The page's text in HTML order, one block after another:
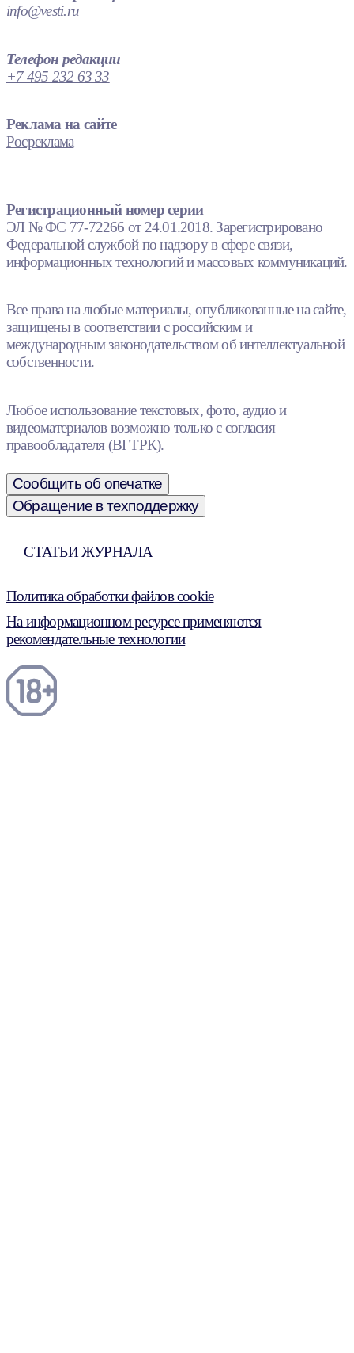
info@vesti.ru
Телефон редакции
+7 495 232 63 33
Реклама на сайте
Росреклама
Регистрационный номер серии
ЭЛ № ФС 77-72266 от 24.01.2018. Зарегистрировано
Федеральной службой по надзору в сфере связи,
информационных технологий и массовых коммуникаций.
Все права на любые материалы, опубликованные на сайте,
защищены в соответствии с российским и
международным законодательством об интеллектуальной
собственности.
Любое использование текстовых, фото, аудио и
видеоматериалов возможно только с согласия
правообладателя (ВГТРК).
Сообщить об опечатке
Обращение в техподдержку
СТАТЬИ ЖУРНАЛА
Политика обработки файлов cookie
На информационном ресурсе применяются
рекомендательные технологии